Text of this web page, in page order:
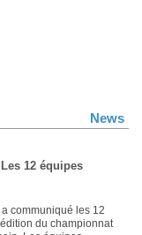
News
12 équipes
communiqué les 12
du championnat